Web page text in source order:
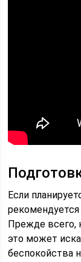
Если
Прежде всего,
это может
беспокойства